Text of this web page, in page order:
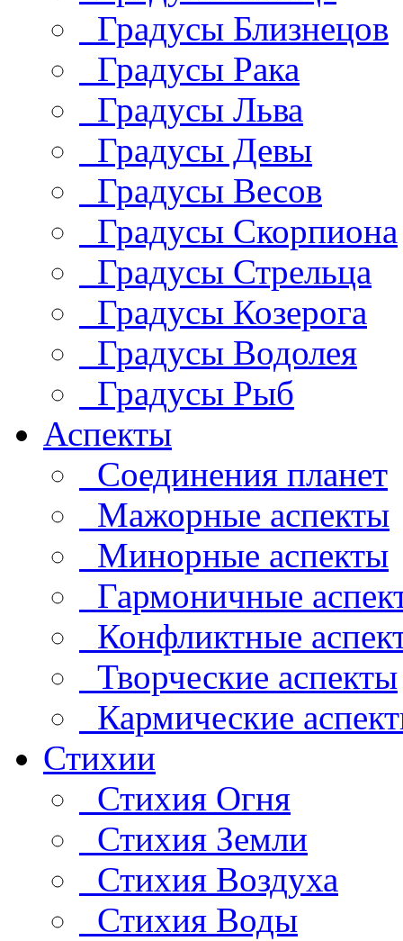
Градусы Близнецов
Градусы Рака
Градусы Льва
Градусы Девы
Градусы Весов
Градусы Скорпиона
Градусы Стрельца
Градусы Козерога
Градусы Водолея
Градусы Рыб
Аспекты
Соединения планет
Мажорные аспекты
Минорные аспекты
Гармоничные
Конфликтные
Творческие аспекты
Кармические
Стихии
Стихия Огня
Стихия Земли
Стихия Воздуха
Стихия Воды